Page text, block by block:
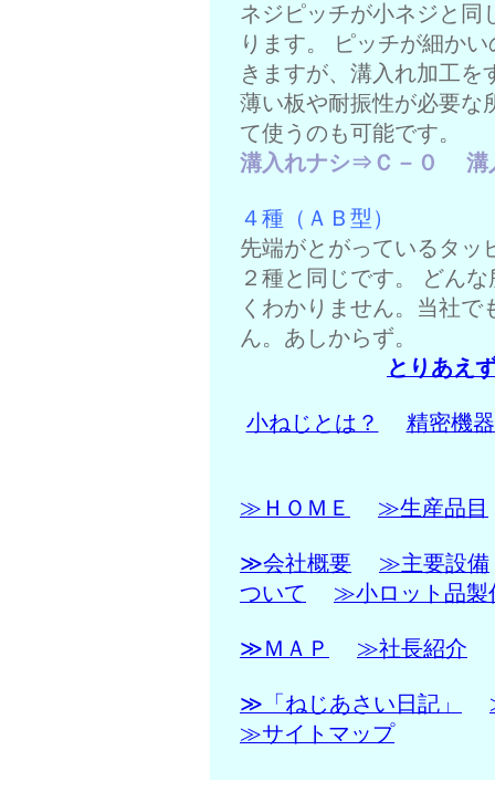
ネジピッチが小ネジと同
ります。 ピッチが細か
きますが、溝入れ加工を
薄い板や耐振性が必要な
て使うのも可能です。
溝入れナシ⇒Ｃ－０
溝
４種（ＡＢ型）
先端がとがっているタッ
２種と同じです。 どん
くわかりません。当社
ん。あしからず。
とりあえ
小ねじとは？ 精密機
≫ＨＯＭＥ ≫生産品目
≫会社概要
≫主要設備
ついて
≫小ロット品製
≫ＭＡＰ ≫社長紹介
≫「ねじあさい日記」
≫サイトマップ